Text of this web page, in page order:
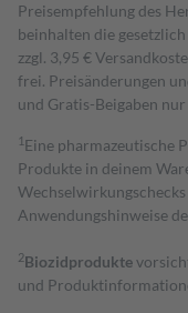
Preisempfehlung des
beinhalten die
zzgl. 3,95 €
frei. Preisänderungen
und Gratis-Beigaben
1 Eine pharmazeutische
Produkte in deinem
Anwendungshinweise
2Biozidprodukte
und